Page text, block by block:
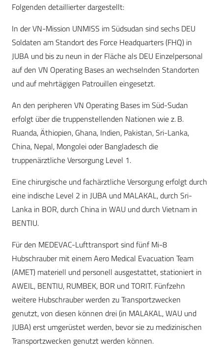
Folgenden detaillierter dargestellt:
In der VN-Mission UNMISS im Südsudan sind sechs DEU
Soldaten am Standort des Force Headquarters (FHQ) in
JUBA und bis zu neun in der Fläche als DEU Einzelpersonal
auf den VN Operating Bases an wechselnden Standorten
und auf mehrtägigen Patrouillen eingesetzt.
An den peripheren VN Operating Bases im Süd-Sudan
erfolgt über die truppenstellenden Nationen wie z. B.
Ruanda, Äthiopien, Ghana, Indien, Pakistan, Sri-Lanka,
China, Nepal, Mongolei oder Bangladesch die
truppenärztliche Versorgung Level 1.
Eine chirurgische und fachärztliche Versorgung erfolgt durch
eine indische Level 2 in JUBA und MALAKAL, durch Sri-
Lanka in BOR, durch China in WAU und durch Vietnam in
BENTIU.
Für den MEDEVAC-Lufttransport sind fünf Mi-8
Hubschrauber mit einem Aero Medical Evacuation Team
(AMET) materiell und personell ausgestattet, stationiert in
AWEIL, BENTIU, RUMBEK, BOR und TORIT. Fünfzehn
weitere Hubschrauber werden zu Transportzwecken
genutzt, von diesen können drei (in MALAKAL, WAU und
JUBA) erst umgerüstet werden, bevor sie zu medizinischen
Transportzwecken genutzt werden können.